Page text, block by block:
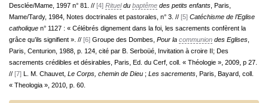
Desclée/Mame, 1997 n° 81. // [4] Ritueldu baptême des petits enfants , Paris,
Mame/Tardy, 1984, Notes doctrinales et pastorales, n° 3. // [5] Catéchisme de l’Eglise
catholique n° 1127 : « Célébrés dignement dans la foi, les sacrements confèrent la
grâce qu’ils signifient ». // [6] Groupe des Dombes, Pour la communion des Eglises
Paris, Centurion, 1988, p. 124, cité par B. Serboüé, Invitation à croire II; Des
sacrements crédibles et désirables, Paris, Ed. du Cerf, coll. « Théologie », 2009, p 27.
// [7] L. M. Chauvet, Le Corps, chemin de Dieu ; Les sacrements , Paris, Bayard, coll.
« Theologia », 2010, p. 60.